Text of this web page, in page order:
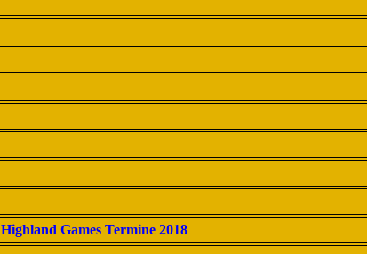
Highland Games Termine 2018